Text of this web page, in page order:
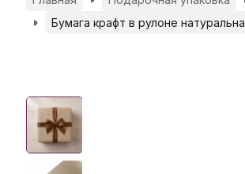
Бумага крафт в рулоне